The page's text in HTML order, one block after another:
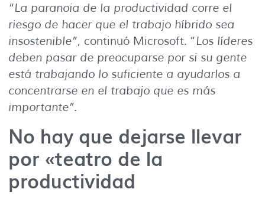
“La paranoia de la productividad corre el
riesgo de hacer que el trabajo híbrido sea
insostenible”, continuó Microsoft. “Los líderes
deben pasar de preocuparse por si su gente
está trabajando lo suficiente a ayudarlos a
concentrarse en el trabajo que es más
importante”.
No hay que dejarse llevar
por «teatro de la
productividad